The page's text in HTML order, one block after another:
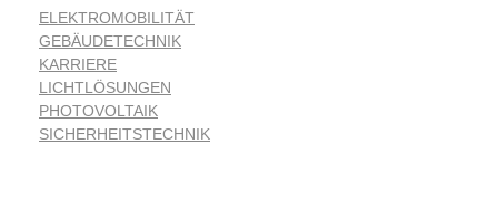
ELEKTROMOBILITÄT
GEBÄUDETECHNIK
KARRIERE
LICHTLÖSUNGEN
PHOTOVOLTAIK
SICHERHEITSTECHNIK